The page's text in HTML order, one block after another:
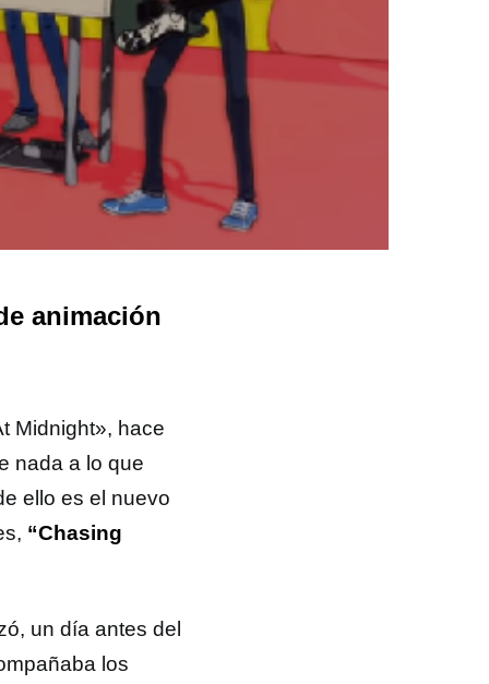
animación
Midnight», hace
nada a lo que
ello es el nuevo
“Chasing
un día antes del
los